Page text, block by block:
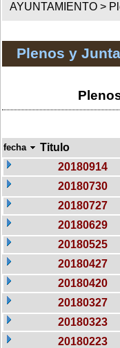
AYUNTAMIENTO >
Plenos y
fecha Titulo
20180914
20180730
20180727
20180629
20180525
20180427
20180420
20180327
20180323
20180223